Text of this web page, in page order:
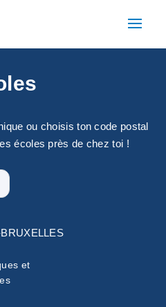
ou choisis ton code postal
écoles près de chez toi !
et